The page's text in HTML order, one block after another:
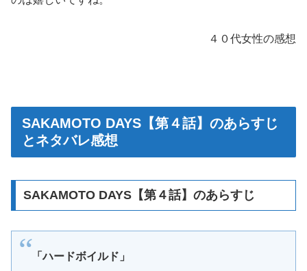
４０代女性の感想
SAKAMOTO DAYS【第４話】のあらすじ
とネタバレ感想
SAKAMOTO DAYS【第４話】のあらすじ
「ハードボイルド」